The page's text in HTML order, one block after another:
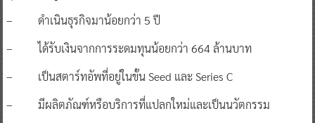
– ดำเนินธุรกิจมาน้อยกว่า 5 ปี
– ได้รับเงินจากการระดมทุนน้อยกว่า 664 ล้านบาท
– เป็นสตาร์ทอัพที่อยู่ในขั้น Seed และ Series C
– มีผลิตภัณฑ์หรือบริการที่แปลกใหม่และเป็นนวัตกรรม